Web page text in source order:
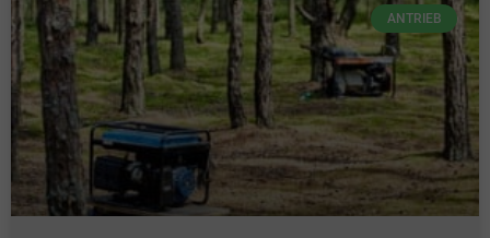
ANTRIEB